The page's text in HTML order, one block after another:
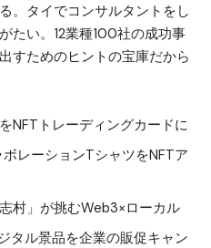
。タイでコンサルタントをし
たい。12業種100社の成功事
すためのヒントの宝庫だから
NFTトレーディングカードに
レーションTシャツをNFTア
村」が挑むWeb3×ローカル
タル景品を企業の販促キャン